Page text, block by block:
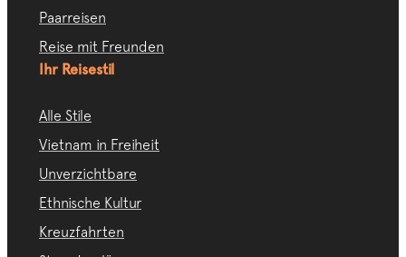
Paarreisen
Reise mit Freunden
Ihr Reisestil
Alle Stile
Vietnam in Freiheit
Unverzichtbare
Ethnische Kultur
Kreuzfahrten